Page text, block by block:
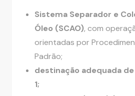
Sistema Separador e
Óleo (SCAO), com
orientadas por
Padrão;
destinação adequada
1;